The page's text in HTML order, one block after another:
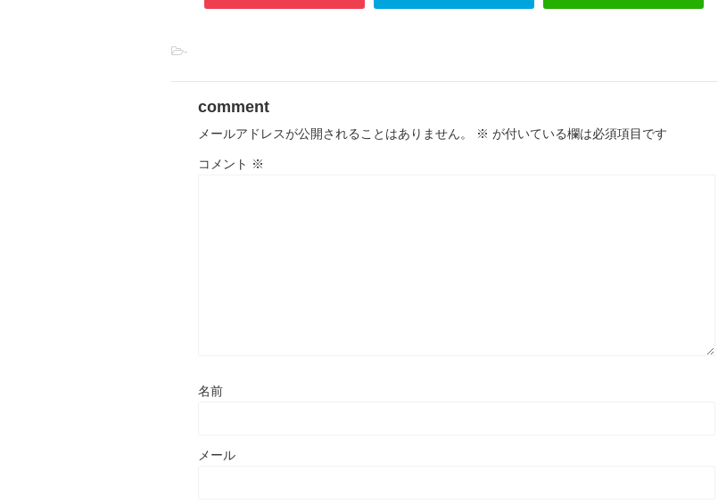
-
comment
メールアドレスが公開されることはありません。 ※ が付いている欄は必須項目です
コメント ※
名前
メール